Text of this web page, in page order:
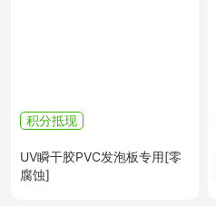
积分抵现
UV瞬干胶PVC发泡板专用[零
腐蚀]